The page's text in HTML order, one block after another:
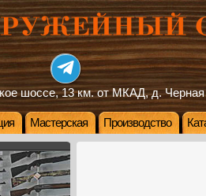
шоссе, 13 км. от МКАД, д. Черная
Мастерская Производство